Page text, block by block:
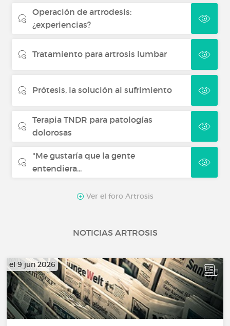
Operación de artrodesis:
¿experiencias?
Tratamiento para artrosis lumbar
Prótesis, la solución al sufrimiento
Terapia TNDR para patologías
dolorosas
"Me gustaría que la gente
entendiera...
Ver el foro Artrosis
NOTICIAS ARTROSIS
el 9 jun 2026